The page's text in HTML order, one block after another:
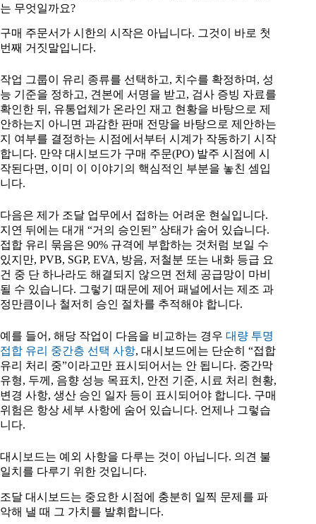
는 무엇일까요?
구매 주문서가 시한의 시작은 아닙니다. 그것이 바로 첫
번째 거짓말입니다.
작업 그룹이 유리 종류를 선택하고, 치수를 확정하며, 성
능 기준을 정하고, 견본에 서명을 받고, 검사 증빙 자료를
확인한 뒤, 유통업체가 온라인 재고 현황을 바탕으로 제
안하는지 아니면 과감한 판매 전망을 바탕으로 제안하는
지 여부를 결정하는 시점에서부터 시계가 작동하기 시작
합니다. 만약 대시보드가 구매 주문(PO) 발주 시점에 시
작된다면, 이미 이 이야기의 핵심적인 부분을 놓친 셈입
니다.
다음은 제가 조달 업무에서 접하는 어려운 현실입니다.
지연 뒤에는 대개 “거의 승인된” 상태가 숨어 있습니다.
접합 유리 묶음은 90% 규격에 부합하는 것처럼 보일 수
있지만, PVB, SGP, EVA, 방음, 저철분 또는 내화 등급 요
건 중 단 하나라도 해결되지 않으면 전체 공급망이 마비
될 수 있습니다. 그렇기 때문에 제어 패널에서는 제조 과
정만큼이나 철저히 승인 절차를 추적해야 합니다.
예를 들어, 해당 작업이 다음을 비교하는 경우 대량 투명
접합 유리 중간층 선택 사항, 대시보드에는 단순히 “접합
유리 처리 중”이라고만 표시되어서는 안 됩니다. 중간막
유형, 두께, 음향 성능 목표치, 안전 기준, 시료 처리 현황,
변경 사항, 생산 승인 일자 등이 표시되어야 합니다. 구매
위험은 항상 세부 사항에 숨어 있습니다. 언제나 그렇습
니다.
대시보드는 예외 사항을 다루는 것이 아닙니다. 의견 불
일치를 다루기 위한 것입니다.
조달 대시보드는 중요한 시점에 충분히 일찍 문제를 파
악해 낼 때 그 가치를 발휘합니다.